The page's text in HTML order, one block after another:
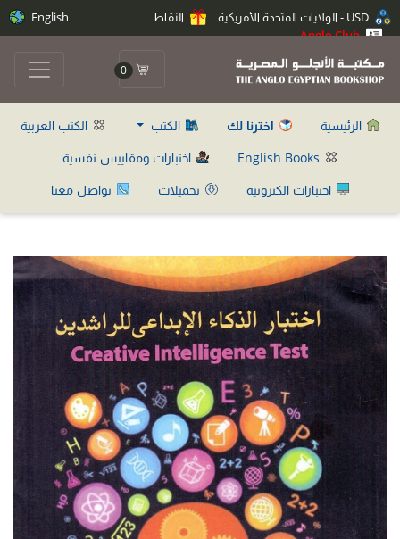
النقاط
Anglo Club
English
0
الرئيسية اخترنا لك الكتب
الكتب العربية
اختبارات ومقاييس نفسية
اختبارات الكترونية
تحميلات تواصل معنا